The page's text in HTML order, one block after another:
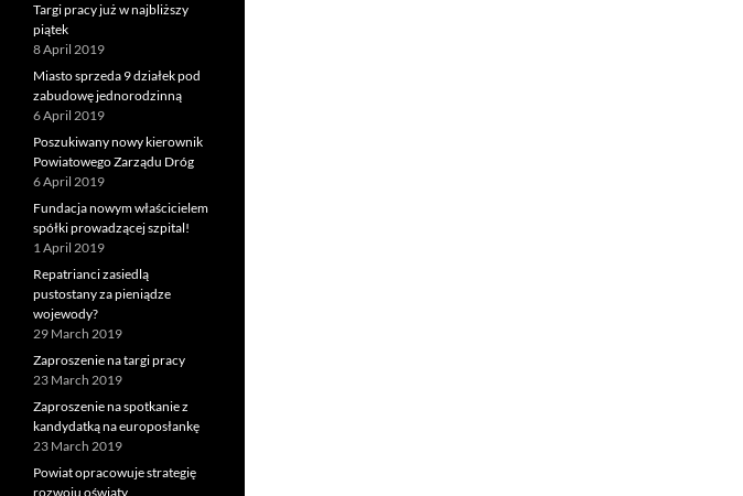
Targi pracy już w najbliższy
piątek
8 April 2019
Miasto sprzeda 9 działek pod
zabudowę jednorodzinną
6 April 2019
Poszukiwany nowy kierownik
Powiatowego Zarządu Dróg
6 April 2019
Fundacja nowym właścicielem
spółki prowadzącej szpital!
1 April 2019
Repatrianci zasiedlą
pustostany za pieniądze
wojewody?
29 March 2019
Zaproszenie na targi pracy
23 March 2019
Zaproszenie na spotkanie z
kandydatką na europosłankę
23 March 2019
Powiat opracowuje strategię
rozwoju oświaty